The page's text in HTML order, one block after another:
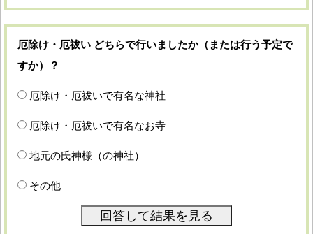
厄除け・厄祓い どちらで行いましたか（または行う予定で
すか）？
厄除け・厄祓いで有名な神社
厄除け・厄祓いで有名なお寺
地元の氏神様（の神社）
その他